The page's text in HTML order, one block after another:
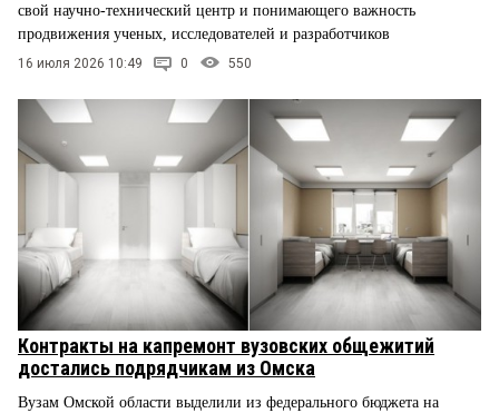
свой научно-технический центр и понимающего важность
продвижения ученых, исследователей и разработчиков
16 июля 2026 10:49 0 550
Контракты на капремонт вузовских общежитий
достались подрядчикам из Омска
Вузам Омской области выделили из федерального бюджета на